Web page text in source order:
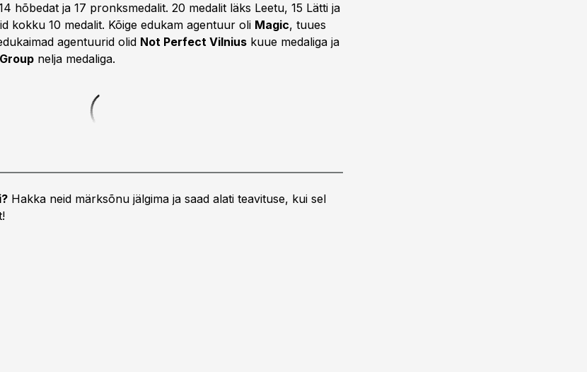
hõbedat ja 17 pronksmedalit. 20 medalit läks Leetu, 15 Lätti ja
kokku 10 medalit. Kõige edukam agentuur oli Magic, tuues
agentuurid olid Not Perfect Vilnius kuue medaliga ja
nelja medaliga.
Hakka neid märksõnu jälgima ja saad alati teavituse, kui sel